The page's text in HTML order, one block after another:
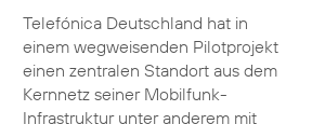
Telefónica Deutschland hat in
einem wegweisenden Pilotprojekt
einen zentralen Standort aus dem
Kernnetz seiner Mobilfunk-
Infrastruktur unter anderem mit